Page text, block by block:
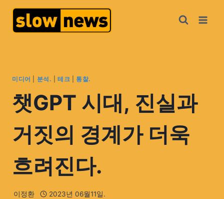
미디어 분석. |테크 통찰.
챗GPT 시대, 진실과
거짓의 경계가 더욱
흐려진다.
이정환 2023년 06월11일.